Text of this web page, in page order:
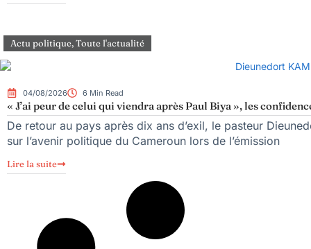
Actu politique,Toute l'actualité
04/08/2026 6 Min Read
« J’ai peur de celui qui viendra après Paul Biya », les
De retour au pays après dix ans d’exil, le pasteur
sur l’avenir politique du Cameroun lors de l’émission
Lire la suite